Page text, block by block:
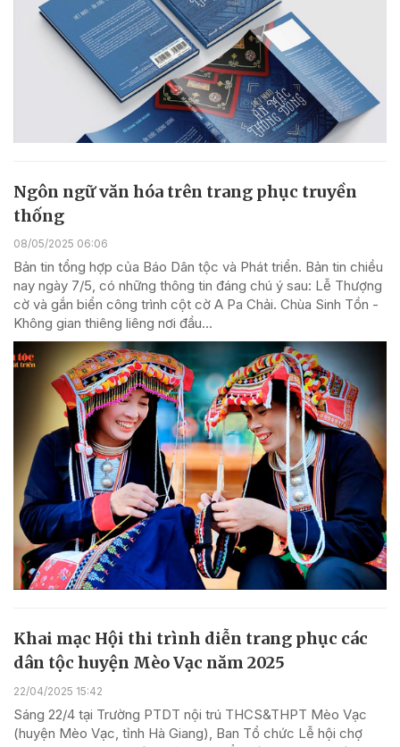
Ngôn ngữ văn hóa trên trang phục truyền
thống
08/05/2025 06:06
Bản tin tổng hợp của Báo Dân tộc và Phát triển. Bản tin chiều
nay ngày 7/5, có những thông tin đáng chú ý sau: Lễ Thượng
cờ và gắn biển công trình cột cờ A Pa Chải. Chùa Sinh Tồn -
Không gian thiêng liêng nơi đầu...
Khai mạc Hội thi trình diễn trang phục các
dân tộc huyện Mèo Vạc năm 2025
22/04/2025 15:42
Sáng 22/4 tại Trường PTDT nội trú THCS&THPT Mèo Vạc
(huyện Mèo Vạc, tỉnh Hà Giang), Ban Tổ chức Lễ hội chợ